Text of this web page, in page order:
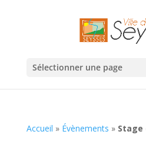
Sélectionner une page
Accueil » Évènements » Stage